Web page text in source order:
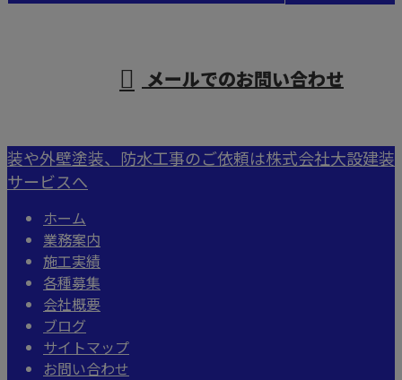
メールでのお問い合わせ
装や外壁塗装、防水工事のご依頼は株式会社大設建装
サービスへ
ホーム
業務案内
施工実績
各種募集
会社概要
ブログ
サイトマップ
お問い合わせ